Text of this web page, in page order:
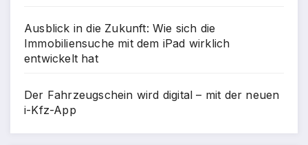
Ausblick in die Zukunft: Wie sich die
Immobiliensuche mit dem iPad wirklich
entwickelt hat
Der Fahrzeugschein wird digital – mit der neuen
i-Kfz-App